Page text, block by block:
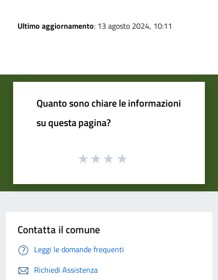
Ultimo aggiornamento: 13 agosto 2024, 10:11
Quanto sono chiare le informazioni
su questa pagina?
Contatta il comune
Leggi le domande frequenti
Richiedi Assistenza